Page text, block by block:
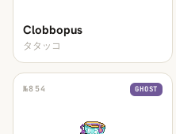
Clobbopus
タタッコ
№854 GHOST